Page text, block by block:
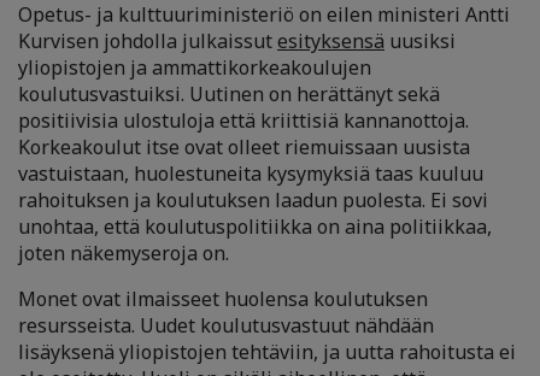
Opetus- ja kulttuuriministeriö on eilen ministeri Antti
Kurvisen johdolla julkaissutesityksensä uusiksi
yliopistojen ja ammattikorkeakoulujen
koulutusvastuiksi. Uutinen on herättänyt sekä
positiivisia ulostuloja että kriittisiä kannanottoja.
Korkeakoulut itse ovat olleet riemuissaan uusista
vastuistaan, huolestuneita kysymyksiä taas kuuluu
rahoituksen ja koulutuksen laadun puolesta. Ei sovi
unohtaa, että koulutuspolitiikka on aina politiikkaa,
joten näkemyseroja on.
Monet ovat ilmaisseet huolensa koulutuksen
resursseista. Uudet koulutusvastuut nähdään
lisäyksenä yliopistojen tehtäviin, ja uutta rahoitusta ei